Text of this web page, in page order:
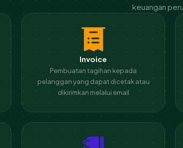
keuangan
Invoice
Pembuatan tagihan kepada
pelanggan yang dapat dicetak atau
dikirimkan melalui email